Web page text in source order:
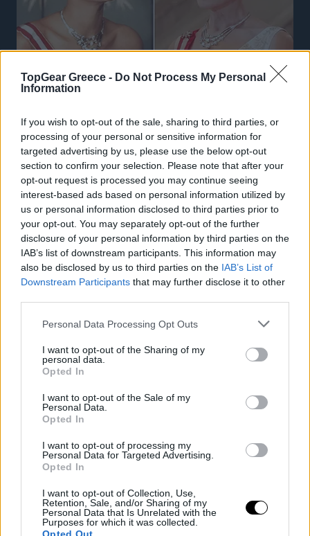
TopGear Greece - Do Not Process My Personal
Information
If you wish to opt-out of the sale, sharing to third parties, or
processing of your personal or sensitive information for
targeted advertising by us, please use the below opt-out
section to confirm your selection. Please note that after your
opt-out request is processed you may continue seeing
interest-based ads based on personal information utilized by
us or personal information disclosed to third parties prior to
your opt-out. You may separately opt-out of the further
disclosure of your personal information by third parties on the
IAB’s list of downstream participants. This information may
also be disclosed by us to third parties on the IAB’s List of
Downstream Participants that may further disclose it to other
Please note that this website/app uses one or more Google
not limited to your visit or usage behaviour. You may click to
grant or deny consent to Google and its third-party tags to
use your data for below specified purposes in below Google
consent section.
Personal Data Processing Opt Outs
I want to opt-out of the Sharing of my
personal data.
Opted In
I want to opt-out of the Sale of my
Personal Data.
Opted In
I want to opt-out of processing my
Personal Data for Targeted Advertising.
Opted In
I want to opt-out of Collection, Use,
Retention, Sale, and/or Sharing of my
Personal Data that Is Unrelated with the
Purposes for which it was collected.